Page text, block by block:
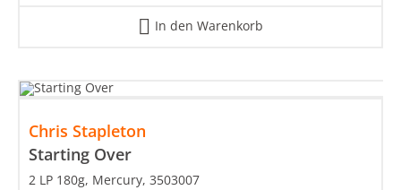
In den Warenkorb
Chris Stapleton
Starting Over
2 LP 180g, Mercury, 3503007